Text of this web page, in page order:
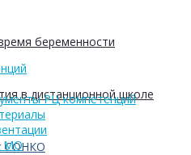
беременности
в дистанционной школе
СОНКО
РЦ компетенций
МО